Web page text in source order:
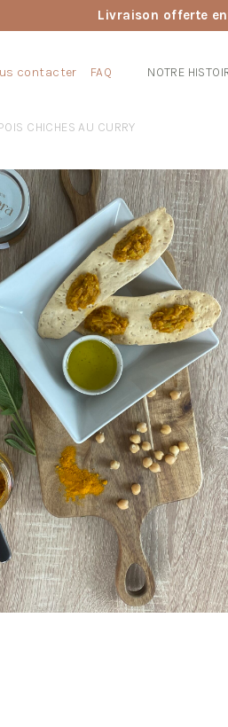
Livraison offerte
contacter FAQ NOTRE
CHICHES AU CURRY